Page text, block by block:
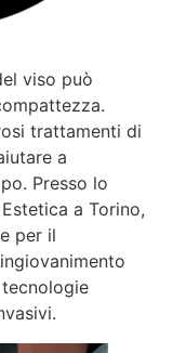
viso può
trattamenti di
a
Presso lo
a Torino,
per il